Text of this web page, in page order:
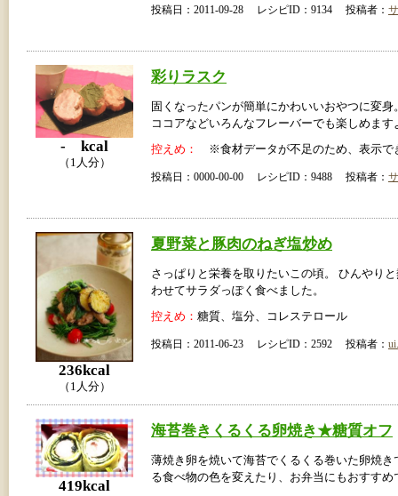
投稿日：2011-09-28 レシピID：9134 投稿者：
- kcal
（1人分）
彩りラスク
固くなったパンが簡単にかわいいおやつに変身
ココアなどいろんなフレーバーでも楽しめます
控えめ： ※食材データが不足のため、表示で
投稿日：0000-00-00 レシピID：9488 投稿者：
236kcal
（1人分）
夏野菜と豚肉のねぎ塩炒め
さっぱりと栄養を取りたいこの頃。 ひんやり
わせてサラダっぽく食べました。
控えめ： 糖質、塩分、コレステロール
投稿日：2011-06-23 レシピID：2592 投稿者：
419kcal
海苔巻きくるくる卵焼き★糖質オフ
薄焼き卵を焼いて海苔でくるくる巻いた卵焼き
る食べ物の色を変えたり、お弁当にもおすすめ